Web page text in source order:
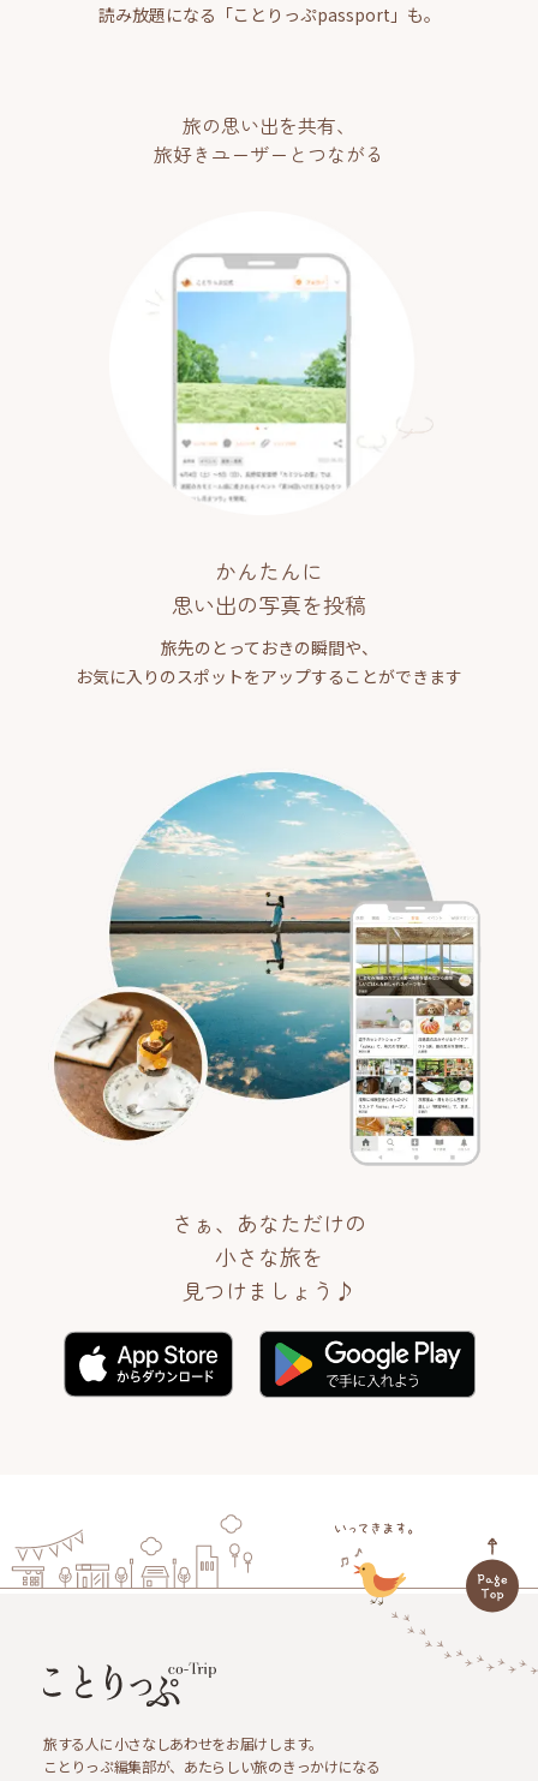
読み放題になる「ことりっぷpassport」も。
旅の思い出を共有、
旅好きユーザーとつながる
かんたんに
思い出の写真を投稿
旅先のとっておきの瞬間や、
お気に入りのスポットをアップすることができます
さぁ、あなただけの
小さな旅を
見つけましょう♪
旅する人に小さなしあわせをお届けします。
ことりっぷ編集部が、あたらしい旅のきっかけになる